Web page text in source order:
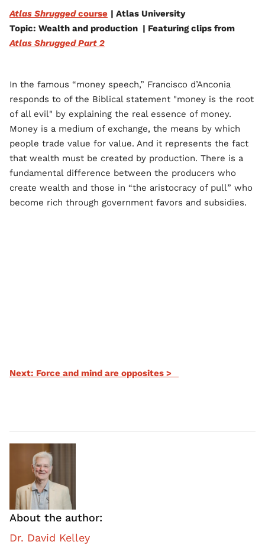
Atlas Shruggedcourse | Atlas University
Topic: Wealth and production | Featuring clips from
Atlas Shrugged Part 2
In the famous “money speech,” Francisco d’Anconia
responds to of the Biblical statement "money is the root
of all evil" by explaining the real essence of money.
Money is a medium of exchange, the means by which
people trade value for value. And it represents the fact
that wealth must be created by production. There is a
fundamental difference between the producers who
create wealth and those in “the aristocracy of pull” who
become rich through government favors and subsidies.
Next: Force and mind are opposites >
About the author:
Dr. David Kelley